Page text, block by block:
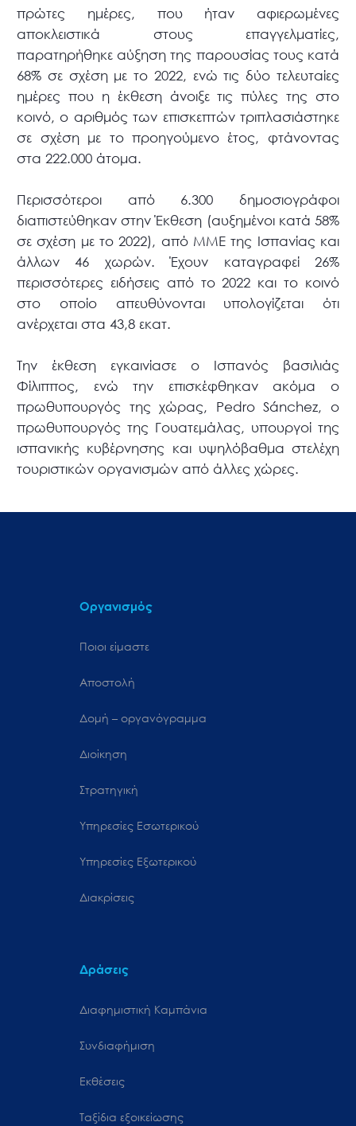
πρώτες ημέρες, που ήταν αφιερωμένες
αποκλειστικά στους επαγγελματίες,
παρατηρήθηκε αύξηση της παρουσίας τους κατά
68% σε σχέση με το 2022, ενώ τις δύο τελευταίες
ημέρες που η έκθεση άνοιξε τις πύλες της στο
κοινό, ο αριθμός των επισκεπτών τριπλασιάστηκε
σε σχέση με το προηγούμενο έτος, φτάνοντας
στα 222.000 άτομα.
Περισσότεροι από 6.300 δημοσιογράφοι
διαπιστεύθηκαν στην Έκθεση (αυξημένοι κατά 58%
σε σχέση με το 2022), από ΜΜΕ της Ισπανίας και
άλλων 46 χωρών. Έχουν καταγραφεί 26%
περισσότερες ειδήσεις από το 2022 και το κοινό
στο οποίο απευθύνονται υπολογίζεται ότι
ανέρχεται στα 43,8 εκατ.
Την έκθεση εγκαινίασε ο Ισπανός βασιλιάς
Φίλιππος, ενώ την επισκέφθηκαν ακόμα ο
πρωθυπουργός της χώρας, Pedro Sánchez, ο
πρωθυπουργός της Γουατεμάλας, υπουργοί της
ισπανικής κυβέρνησης και υψηλόβαθμα στελέχη
τουριστικών οργανισμών από άλλες χώρες.
Οργανισμός
Ποιοι είμαστε
Αποστολή
Δομή – οργανόγραμμα
Διοίκηση
Στρατηγική
Υπηρεσίες Εσωτερικού
Υπηρεσίες Εξωτερικού
Διακρίσεις
Δράσεις
Διαφημιστική Καμπάνια
Συνδιαφήμιση
Εκθέσεις
Ταξίδια εξοικείωσης